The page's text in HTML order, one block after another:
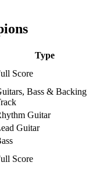
Type
Score
Bass & Backing
Guitar
Guitar
Score